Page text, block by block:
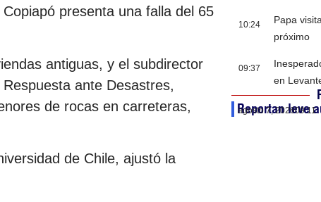
presenta una falla del 65
antiguas, y el subdirector
ante Desastres,
de rocas en carreteras,
de Chile, ajustó la
10:24
Papa
próximo
09:37
en
Reportan leve
agosto 7, 202609:11